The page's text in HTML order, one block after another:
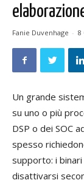
Fanie Duvenhage - 8
Un grande
su uno o più
DSP o dei SOC
spesso
supporto: i
disattivarsi